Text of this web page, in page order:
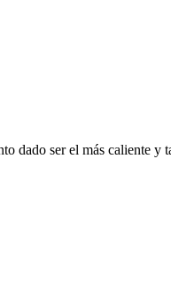
dado ser el más caliente y